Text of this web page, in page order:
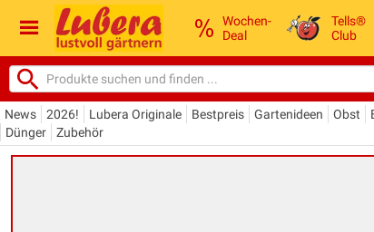
Wochen-
Deal
Tells®
Club
News 2026! Lubera Originale Bestpreis Gartenideen Obst
Dünger
Zubehör